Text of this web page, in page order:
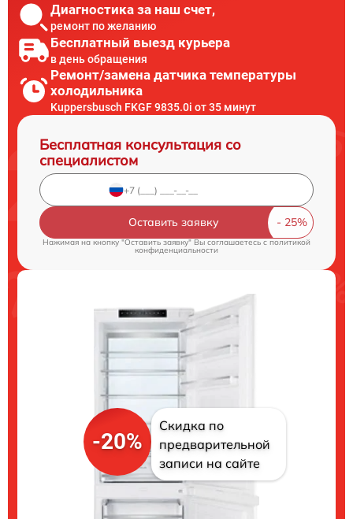
Диагностика за наш счет,
ремонт по желанию
Бесплатный выезд курьера
в день обращения
Ремонт/замена датчика температуры
холодильника
Kuppersbusch FKGF 9835.0i от 35 минут
Бесплатная консультация со
специалистом
Оставить заявку
Нажимая на кнопку "Оставить заявку" Вы соглашаетесь c политикой
конфиденциальности
-20%
Скидка по
предварительной
записи на сайте